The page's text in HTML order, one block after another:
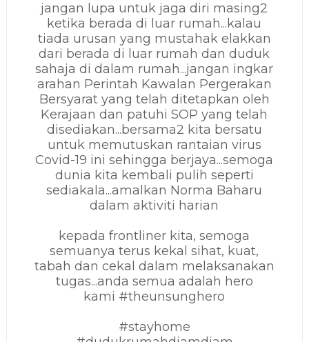
jangan lupa untuk jaga diri masing2
ketika berada di luar rumah...kalau
tiada urusan yang mustahak elakkan
dari berada di luar rumah dan duduk
sahaja di dalam rumah...jangan ingkar
arahan Perintah Kawalan Pergerakan
Bersyarat yang telah ditetapkan oleh
Kerajaan dan patuhi SOP yang telah
disediakan...bersama2 kita bersatu
untuk memutuskan rantaian virus
Covid-19 ini sehingga berjaya...semoga
dunia kita kembali pulih seperti
sediakala...amalkan Norma Baharu
dalam aktiviti harian
kepada frontliner kita, semoga
semuanya terus kekal sihat, kuat,
tabah dan cekal dalam melaksanakan
tugas...anda semua adalah hero
kami #theunsunghero
#stayhome